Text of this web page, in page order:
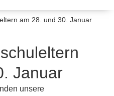
am 28. und 30. Januar
Januar
unsere